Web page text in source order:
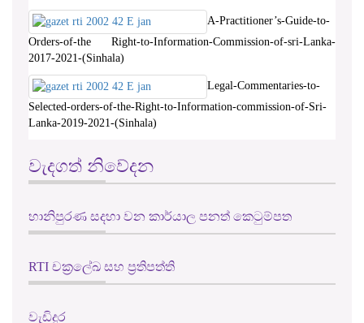
Legal-Commentaries-to-
Selected-orders-of-the-Right-to-Information-commission-of-Sri-
Lanka-2019-2021-(Sinhala)
වැදගත් නිවේදන